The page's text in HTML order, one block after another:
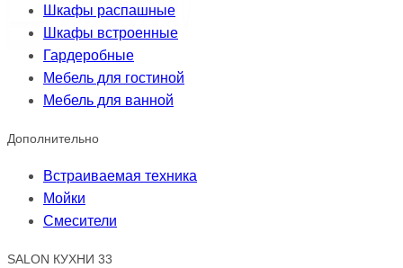
Шкафы распашные
Шкафы встроенные
Гардеробные
Мебель для гостиной
Мебель для ванной
Дополнительно
Встраиваемая техника
Мойки
Смесители
SALON КУХНИ 33